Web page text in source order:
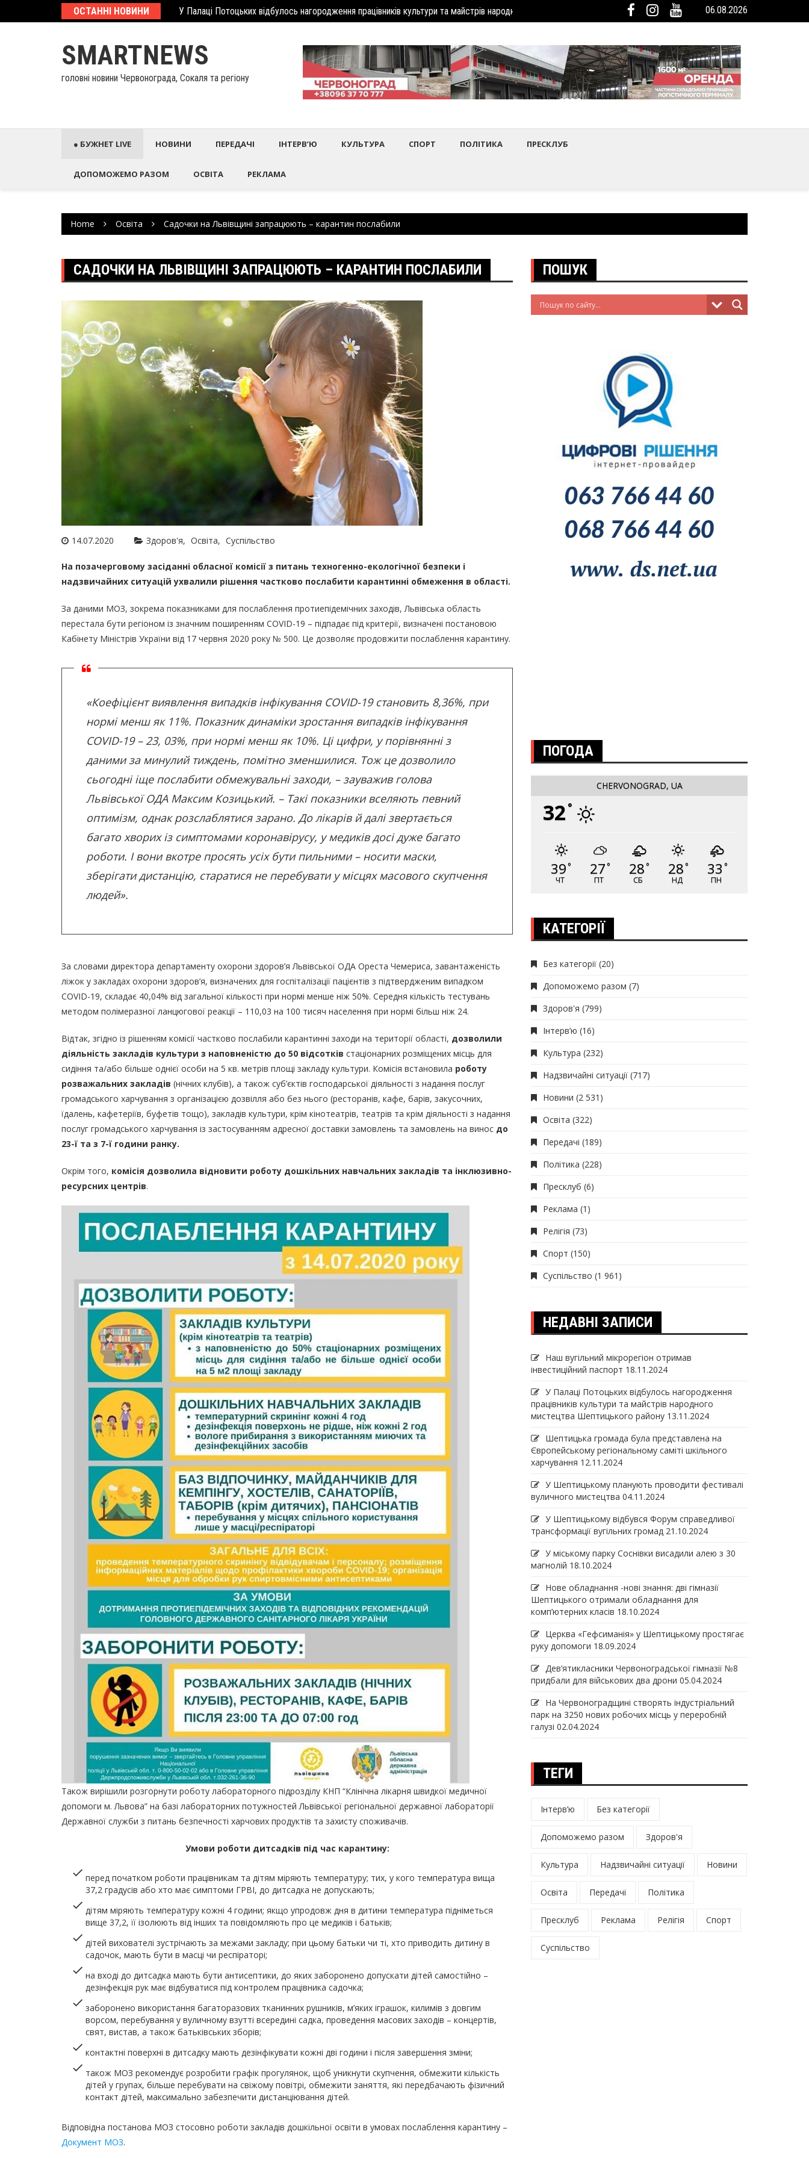
ОСТАННІ НОВИНИ У Палаці Потоцьких відбулось нагородження працівників культури та майстрів народного мистецтва Шептицького районуШептицька громада була представлена на Європейському регіональному
06.08.2026
SMARTNEWS
головні новини Червонограда, Сокаля та регіону
● БУЖНЕТ LIVE НОВИНИ ПЕРЕДАЧІ ІНТЕРВ’Ю КУЛЬТУРА СПОРТ ПОЛІТИКА ПРЕСКЛУБ
ДОПОМОЖЕМО РАЗОМ ОСВІТА РЕКЛАМА
Home Освіта Садочки на Львівщині запрацюють – карантин послабили
САДОЧКИ НА ЛЬВІВЩИНІ ЗАПРАЦЮЮТЬ – КАРАНТИН ПОСЛАБИЛИ
14.07.2020 Здоров'я Освіта Суспільство
На позачерговому засіданні обласної комісії з питань техногенно-екологічної безпеки і
надзвичайних ситуацій ухвалили рішення частково послабити карантинні обмеження в області.
За даними МОЗ, зокрема показниками для послаблення протиепідемічних заходів, Львівська область
перестала бути регіоном із значним поширенням COVID-19 – підпадає під критерії, визначені постановою
Кабінету Міністрів України від 17 червня 2020 року № 500. Це дозволяє продовжити послаблення карантину.
«Коефіцієнт виявлення випадків інфікування COVID-19 становить 8,36%, при
нормі менш як 11%. Показник динаміки зростання випадків інфікування
COVID-19 – 23, 03%, при нормі менш як 10%. Ці цифри, у порівнянні з
даними за минулий тиждень, помітно зменшилися. Тож це дозволило
сьогодні іще послабити обмежувальні заходи, – зауважив голова
Львівської ОДА Максим Козицький. – Такі показники вселяють певний
оптимізм, однак розслаблятися зарано. До лікарів й далі звертається
багато хворих із симптомами коронавірусу, у медиків досі дуже багато
роботи. І вони вкотре просять усіх бути пильними – носити маски,
зберігати дистанцію, старатися не перебувати у місцях масового скупчення
людей».
За словами директора департаменту охорони здоров’я Львівської ОДА Ореста Чемериса, завантаженість
ліжок у закладах охорони здоров’я, визначених для госпіталізації пацієнтів з підтвердженим випадком
COVID-19, складає 40,04% від загальної кількості при нормі менше ніж 50%. Середня кількість тестувань
методом полімеразної ланцюгової реакції – 110,03 на 100 тисяч населення при нормі більш ніж 24.
Відтак, згідно із рішенням комісії частково послабили карантинні заходи на території області, дозволили
діяльність закладів культури з наповненістю до 50 відсотків стаціонарних розміщених місць для
сидіння та/або більше однієї особи на 5 кв. метрів площі закладу культури. Комісія встановила роботу
розважальних закладів (нічних клубів), а також суб’єктів господарської діяльності з надання послуг
громадського харчування з організацією дозвілля або без нього (ресторанів, кафе, барів, закусочних,
їдалень, кафетеріїв, буфетів тощо), закладів культури, крім кінотеатрів, театрів та крім діяльності з надання
послуг громадського харчування із застосуванням адресної доставки замовлень та замовлень на винос до
23-ї та з 7-ї години ранку.
Окрім того, комісія дозволила відновити роботу дошкільних навчальних закладів та інклюзивно-
ресурсних центрів.
Також вирішили розгорнути роботу лабораторного підрозділу КНП “Клінічна лікарня швидкої медичної
допомоги м. Львова” на базі лабораторних потужностей Львівської регіональної державної лабораторії
Державної служби з питань безпечності харчових продуктів та захисту споживачів.
Умови роботи дитсадків під час карантину:
перед початком роботи працівникам та дітям міряють температуру; тих, у кого температура вища
37,2 градусів або хто має симптоми ГРВІ, до дитсадка не допускають;
дітям міряють температуру кожні 4 години; якщо упродовж дня в дитини температура підніметься
вище 37,2, її ізолюють від інших та повідомляють про це медиків і батьків;
дітей вихователі зустрічають за межами закладу; при цьому батьки чи ті, хто приводить дитину в
садочок, мають бути в масці чи респіраторі;
на вході до дитсадка мають бути антисептики, до яких заборонено допускати дітей самостійно –
дезінфекція рук має відбуватися під контролем працівника садочка;
заборонено використання багаторазових тканинних рушників, м’яких іграшок, килимів з довгим
ворсом, перебування у вуличному взутті всередині садка, проведення масових заходів – концертів,
свят, вистав, а також батьківських зборів;
контактні поверхні в дитсадку мають дезінфікувати кожні дві години і після завершення зміни;
також МОЗ рекомендує розробити графік прогулянок, щоб уникнути скупчення, обмежити кількість
дітей у групах, більше перебувати на свіжому повітрі, обмежити заняття, які передбачають фізичний
контакт дітей, максимально забезпечити дистанціювання дітей.
Відповідна постанова МОЗ стосовно роботи закладів дошкільної освіти в умовах послаблення карантину –
Документ МОЗ.
ПОШУК
ПОГОДА
CHERVONOGRAD, UA
32 °
39°
ЧТ
27°
ПТ
28°
СБ
28°
НД
33 °
ПН
КАТЕГОРІЇ
Без категорії (20)
Допоможемо разом (7)
Здоров'я (799)
Інтерв’ю (16)
Культура (232)
Надзвичайні ситуації (717)
Новини (2 531)
Освіта (322)
Передачі (189)
Політика (228)
Пресклуб (6)
Реклама (1)
Релігія (73)
Спорт (150)
Суспільство (1 961)
НЕДАВНІ ЗАПИСИ
Наш вугільний мікрорегіон отримав
інвеcтиційний паспорт 18.11.2024
У Палаці Потоцьких відбулось нагородження
працівників культури та майстрів народного
мистецтва Шептицького району 13.11.2024
Шептицька громада була представлена на
Європейському регіональному саміті шкільного
харчування 12.11.2024
У Шептицькому планують проводити фестивалі
вуличного мистецтва 04.11.2024
У Шептицькому відбувся Форум справедливої
трансформації вугільних громад 21.10.2024
У міському парку Соснівки висадили алею з 30
магнолій 18.10.2024
Нове обладнання -нові знання: дві гімназії
Шептицького отримали обладнання для
комп’ютерних класів 18.10.2024
Церква «Гефсиманія» у Шептицькому простягає
руку допомоги 18.09.2024
Дев‘ятикласники Червоноградської гімназії №8
придбали для військових два дрони 05.04.2024
На Червоноградщині створять індустріальний
парк на 3250 нових робочих місць у переробній
галузі 02.04.2024
ТЕГИ
Інтерв’ю Без категорії
Допоможемо разом Здоров'я
Культура Надзвичайні ситуації Новини
Освіта Передачі Політика
Пресклуб Реклама Релігія Спорт
Суспільство